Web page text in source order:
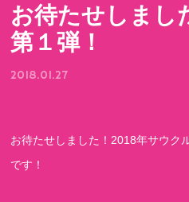
お待たせしまし
第１弾！
2018.01.27
お待たせしました！2018年サウク
です！